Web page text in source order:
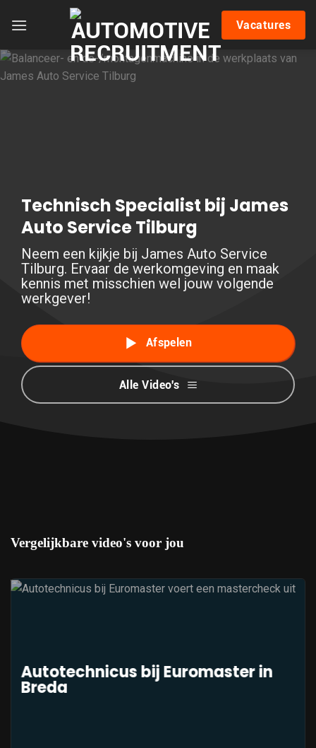
Vacatures
Technisch Specialist bij James
Auto Service Tilburg
Neem een kijkje bij James Auto Service
Tilburg. Ervaar de werkomgeving en maak
kennis met misschien wel jouw volgende
werkgever!
Afspelen
Alle Video's
Vergelijkbare video's voor jou
Autotechnicus bij Euromaster in
Breda